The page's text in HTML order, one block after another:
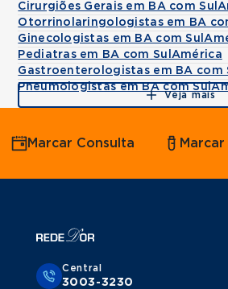
Cirurgiões Gerais em BA com
Otorrinolaringologistas em BA
Ginecologistas em BA com
Pediatras em BA com SulAmérica
Gastroenterologistas em BA com
Pneumologistas em BA com
Veja mais
Marcar Consulta Marcar
Central
3003-3230